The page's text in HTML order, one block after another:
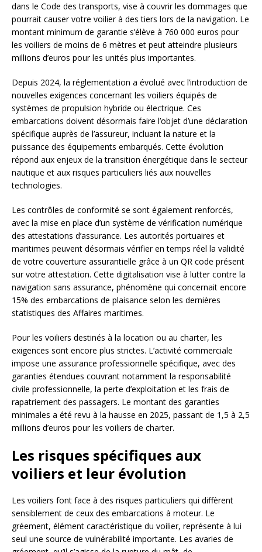
dans le Code des transports, vise à couvrir les dommages que
pourrait causer votre voilier à des tiers lors de la navigation. Le
montant minimum de garantie s’élève à 760 000 euros pour
les voiliers de moins de 6 mètres et peut atteindre plusieurs
millions d’euros pour les unités plus importantes.
Depuis 2024, la réglementation a évolué avec l’introduction de
nouvelles exigences concernant les voiliers équipés de
systèmes de propulsion hybride ou électrique. Ces
embarcations doivent désormais faire l’objet d’une déclaration
spécifique auprès de l’assureur, incluant la nature et la
puissance des équipements embarqués. Cette évolution
répond aux enjeux de la transition énergétique dans le secteur
nautique et aux risques particuliers liés aux nouvelles
technologies.
Les contrôles de conformité se sont également renforcés,
avec la mise en place d’un système de vérification numérique
des attestations d’assurance. Les autorités portuaires et
maritimes peuvent désormais vérifier en temps réel la validité
de votre couverture assurantielle grâce à un QR code présent
sur votre attestation. Cette digitalisation vise à lutter contre la
navigation sans assurance, phénomène qui concernait encore
15% des embarcations de plaisance selon les dernières
statistiques des Affaires maritimes.
Pour les voiliers destinés à la location ou au charter, les
exigences sont encore plus strictes. L’activité commerciale
impose une assurance professionnelle spécifique, avec des
garanties étendues couvrant notamment la responsabilité
civile professionnelle, la perte d’exploitation et les frais de
rapatriement des passagers. Le montant des garanties
minimales a été revu à la hausse en 2025, passant de 1,5 à 2,5
millions d’euros pour les voiliers de charter.
Les risques spécifiques aux
voiliers et leur évolution
Les voiliers font face à des risques particuliers qui diffèrent
sensiblement de ceux des embarcations à moteur. Le
gréement, élément caractéristique du voilier, représente à lui
seul une source de vulnérabilité importante. Les avaries de